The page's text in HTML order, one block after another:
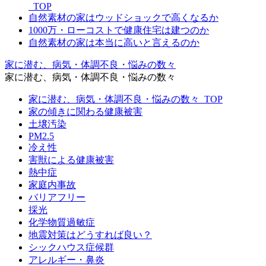
_TOP
自然素材の家はウッドショックで高くなるか
1000万・ローコストで健康住宅は建つのか
自然素材の家は本当に高いと言えるのか
家に潜む、病気・体調不良・悩みの数々
家に潜む、病気・体調不良・悩みの数々
家に潜む、病気・体調不良・悩みの数々_TOP
家の傾きに関わる健康被害
土壌汚染
PM2.5
冷え性
害獣による健康被害
熱中症
家庭内事故
バリアフリー
採光
化学物質過敏症
地震対策はどうすれば良い？
シックハウス症候群
アレルギー・鼻炎